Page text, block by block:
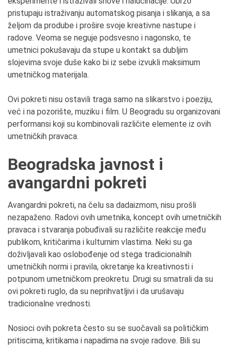
pristupaju istraživanju automatskog pisanja i slikanja, a sa
željom da prodube i prošire svoje kreativne nastupe i
radove. Veoma se neguje podsvesno i nagonsko, te
umetnici pokušavaju da stupe u kontakt sa dubljim
slojevima svoje duše kako bi iz sebe izvukli maksimum
umetničkog materijala.
Ovi pokreti nisu ostavili traga samo na slikarstvo i poeziju,
već i na pozorište, muziku i film. U Beogradu su organizovani
performansi koji su kombinovali različite elemente iz ovih
umetničkih pravaca.
Beogradska javnost i
avangardni pokreti
Avangardni pokreti, na čelu sa dadaizmom, nisu prošli
nezapaženo. Radovi ovih umetnika, koncept ovih umetničkih
pravaca i stvaranja pobuđivali su različite reakcije među
publikom, kritičarima i kulturnim vlastima. Neki su ga
doživljavali kao oslobođenje od stega tradicionalnih
umetničkih normi i pravila, okretanje ka kreativnosti i
potpunom umetničkom preokretu. Drugi su smatrali da su
ovi pokreti ruglo, da su neprihvatljivi i da urušavaju
tradicionalne vrednosti.
Nosioci ovih pokreta često su se suočavali sa političkim
pritiscima, kritikama i napadima na svoje radove. Bili su